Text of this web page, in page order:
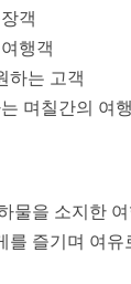
객
행객
하는 고객
며칠간의 여행
물을 소지한
즐기며 여유